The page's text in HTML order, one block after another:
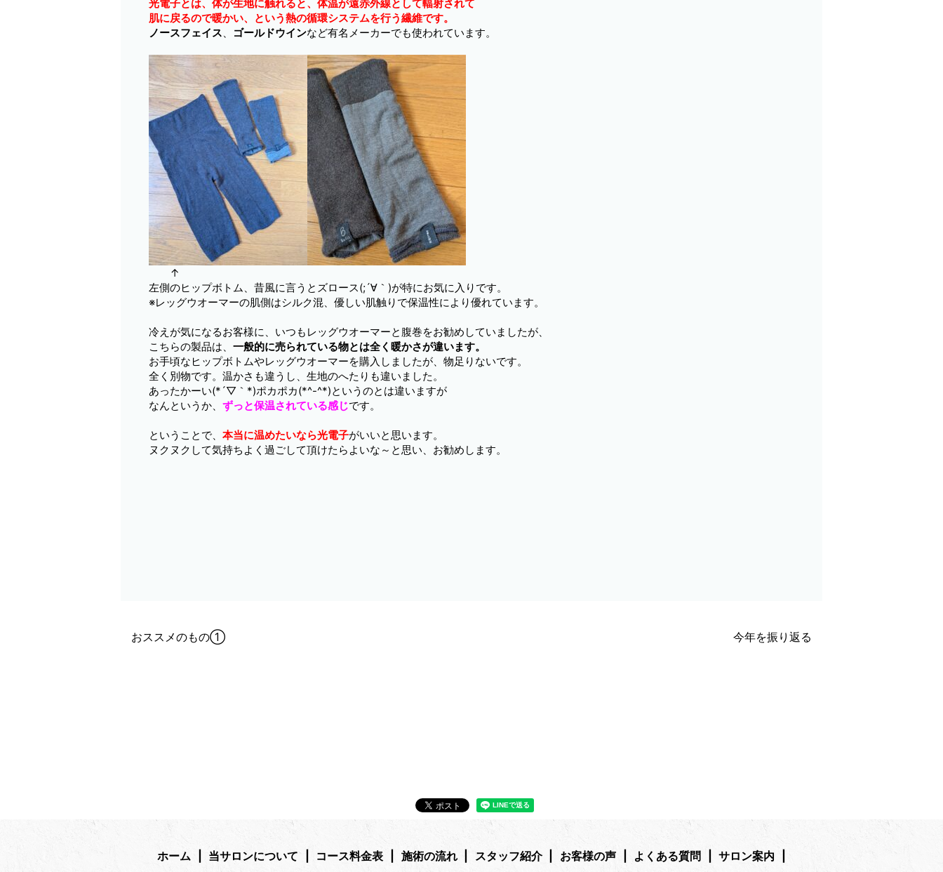
光電子とは、体が生地に触れると、体温が遠赤外線として輻射されて
肌に戻るので暖かい、という熱の循環システムを行う繊維です。
ノースフェイス
ゴールドウインなど有名メーカーでも使われています。
↑
左側のヒップボトム、昔風に言うとズロース(;´∀｀)が特にお気に入りです。
※レッグウオーマーの肌側はシルク混、優しい肌触りで保温性により優れています。
冷えが気になるお客様に、いつもレッグウオーマーと腹巻をお勧めしていましたが、
こちらの製品は、 一般的に売られている物とは全く暖かさが違います。
お手頃なヒップボトムやレッグウオーマーを購入しましたが、物足りないです。
全く別物です。温かさも違うし、生地のへたりも違いました。
あったかーい(*´▽｀*)ポカポカ(*^-^*)というのとは違いますが
なんというか、 ずっと保温されている感じです。
ということで、 本当に温めたいなら光電子がいいと思います。
ヌクヌクして気持ちよく過ごして頂けたらよいな～と思い、お勧めします。
おススメのもの① 今年を振り返る
ホーム 当サロンについて コース料金表 施術の流れ スタッフ紹介 お客様の声 よくある質問 サロン案内